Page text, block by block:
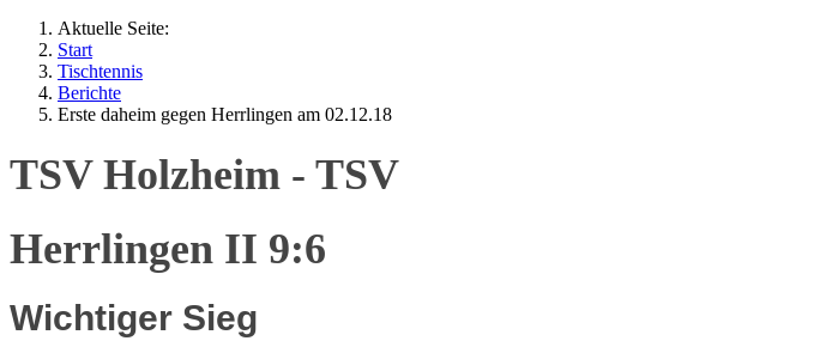
Aktuelle Seite:
Start
Tischtennis
Berichte
Erste daheim gegen Herrlingen am 02.12.18
TSV Holzheim - TSV
Herrlingen II 9:6
Wichtiger Sieg